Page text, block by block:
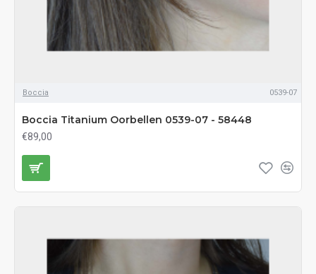
Boccia 0539-07
Boccia Titanium Oorbellen 0539-07 - 58448
€89,00